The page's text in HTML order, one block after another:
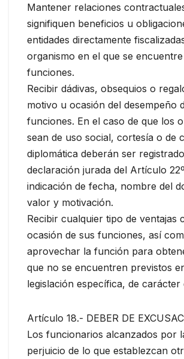
Mantener relaciones
signifiquen beneficios u
entidades directamente
organismo en el que se
funciones.
Recibir dádivas, obsequios o
motivo u ocasión del desempeño
funciones. En el caso de que los
sean de uso social, cortesía o de
diplomática deberán ser
declaración jurada del Artículo
indicación de fecha, nombre del
valor y motivación.
Recibir cualquier tipo de ventajas
ocasión de sus funciones, así
aprovechar la función para
que no se encuentren previstos
legislación específica, de carácter
Artículo 18.- DEBER DE
Los funcionarios alcanzados por
perjuicio de lo que establezcan